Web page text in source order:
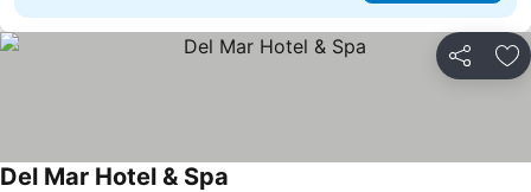
Partilhar
Del Mar Hotel & Spa